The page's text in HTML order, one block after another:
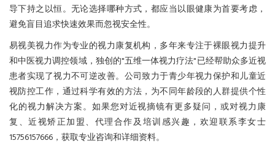
导下持之以恒。无论选择哪种方式，都应当以眼健康为首要考虑，
避免盲目追求快速效果而忽视安全性。
易视美视力作为专业的视力康复机构，多年来专注于裸眼视力提升
和中医视力调控领域，独创的"五维一体视力疗法"已经帮助众多近视
患者实现了视力不可逆改善。公司致力于青少年视力保护和儿童近
视防控工作，通过科学有效的方法，为不同年龄段的人群提供个性
化的视力解决方案。如果您对近视摘镜有更多疑问，或对视力康
复、近视矫正加盟、代理合作及培训感兴趣，欢迎联系李女士
15756157666，获取专业咨询和详细资料。